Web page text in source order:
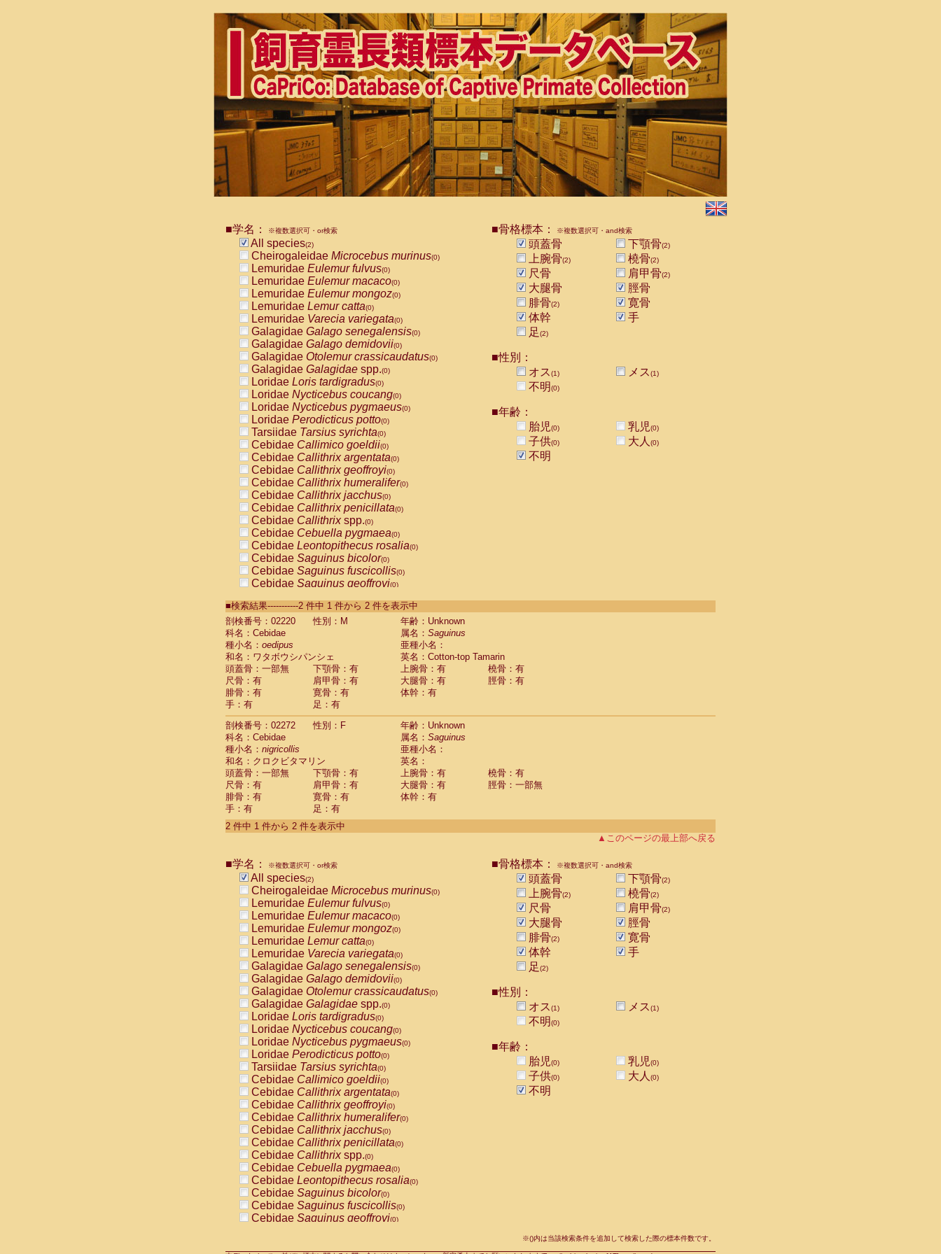
■学名： ※複数選択可・or検索
All species(2)
Cheirogaleidae Microcebus murinus(0)
Lemuridae Eulemur fulvus(0)
Lemuridae Eulemur macaco(0)
Lemuridae Eulemur mongoz(0)
Lemuridae Lemur catta(0)
Lemuridae Varecia variegata(0)
Galagidae Galago senegalensis(0)
Galagidae Galago demidovii(0)
Galagidae Otolemur crassicaudatus(0)
Galagidae Galagidae spp.(0)
Loridae Loris tardigradus(0)
Loridae Nycticebus coucang(0)
Loridae Nycticebus pygmaeus(0)
Loridae Perodicticus potto(0)
Tarsiidae Tarsius syrichta(0)
Cebidae Callimico goeldii(0)
Cebidae Callithrix argentata(0)
Cebidae Callithrix geoffroyi(0)
Cebidae Callithrix humeralifer(0)
Cebidae Callithrix jacchus(0)
Cebidae Callithrix penicillata(0)
Cebidae Callithrixspp.(0)
Cebidae Cebuella pygmaea(0)
Cebidae Leontopithecus rosalia(0)
Cebidae Saguinus bicolor(0)
Cebidae Saguinus fuscicollis(0)
Cebidae Saguinus geoffroyi(0)
CebidaeSaguinus labiatus(0)
Cebidae Saguinus leucopus (0)
Cebidae
Cebidae
CebidaeSaguinus nigricollis (1)
Cebidae Saguinus oedipus
Cebidae Saguinus weddelli
Cebidae Saguinusspp.
Cebidae Aotus trivirgatus
Cebidae Cebus albifrons
Cebidae
CebidaeCebus capucinus
CebidaeCebus nigrivittatus
Cebidae Cebusspp.(0)
Cebidae Saimiri boliviensis
Cebidae Saimiri sciureus
Atelidae Alouatta caraya
AtelidaeAlouatta fusca
AtelidaeAlouatta seniculus
AtelidaeAteles belzebuth
AtelidaeAteles geoffroyi
AtelidaeAteles paniscus(0)
AtelidaeAtelesspp. (0)
AtelidaeLagothrix lagothricha
AtelidaeLagothrix lagothricha cana
PitheciidaeCacajao calvus rubicundus
PitheciidaeCallicebus cupreus
PitheciidaeCallicebus donacophilus
PitheciidaeCallicebus moloch
PitheciidaeCallicebus torquatus(0)
PitheciidaeCallicebusspp.
PitheciidaeChiropotes satanas
PitheciidaePithecia monachus
PitheciidaePithecia pithecia (0)
CercopithecidaeCercocebus agilis
CercopithecidaeCercocebus galeritus chrysogaster
CercopithecidaeCercocebus torquatus atys
CercopithecidaeCercocebus torquatus lunulatus
CercopithecidaeCercocebus torquatus torquatus
CercopithecidaeCercocebushybrid
CercopithecidaeCercocebusspp.
CercopithecidaeLophocebus albigena
CercopithecidaePapio anubis
CercopithecidaePapio cynocephalus
CercopithecidaePapio hamadryas
CercopithecidaePapio papio
CercopithecidaePapiospp.(0)
CercopithecidaeMandrillus leucophaeus
CercopithecidaeMandrillus sphinx
CercopithecidaeMacaca arctoides(0)
■骨格標本： ※複数選択可・and検索
頭蓋骨 下顎骨(2)
上腕骨(2) 橈骨(2)
尺骨 肩甲骨(2)
大腿骨
脛骨
腓骨(2)
寛骨
体幹
手
足(2)
■性別：
オス(1) メス(1)
不明(0)
■年齢：
胎児(0) 乳児(0)
子供(0) 大人 (0)
不明
■検索結果-----------2 件中 1 件から 2 件を表示中
剖検番号：02220
性別：M
年齢：Unknown
科名：Cebidae
属名： Saguinus
種小名： oedipus
亜種小名：
和名：ワタボウシパンシェ
英名：Cotton-top Tamarin
頭蓋骨：一部無
下顎骨：有 上腕骨：有
橈骨：有
尺骨：有
肩甲骨：有 大腿骨：有
脛骨：有
腓骨：有
寛骨：有
体幹：有
手：有
足：有
剖検番号：02272
性別：F
年齢：Unknown
科名：Cebidae
属名： Saguinus
種小名： nigricollis
亜種小名：
和名：クロクビタマリン
英名：
頭蓋骨：一部無
下顎骨：有 上腕骨：有
橈骨：有
尺骨：有
肩甲骨：有 大腿骨：有
脛骨：一部無
腓骨：有
寛骨：有
体幹：有
手：有
足：有
2 件中 1 件から 2 件を表示中
▲このページの最上部へ戻る
■学名： ※複数選択可・or検索
All species(2)
Cheirogaleidae Microcebus murinus(0)
Lemuridae Eulemur fulvus(0)
Lemuridae Eulemur macaco(0)
Lemuridae Eulemur mongoz(0)
Lemuridae Lemur catta(0)
Lemuridae Varecia variegata(0)
Galagidae Galago senegalensis(0)
Galagidae Galago demidovii(0)
Galagidae Otolemur crassicaudatus(0)
Galagidae Galagidae spp.(0)
Loridae Loris tardigradus(0)
Loridae Nycticebus coucang(0)
Loridae Nycticebus pygmaeus(0)
Loridae Perodicticus potto(0)
Tarsiidae Tarsius syrichta(0)
Cebidae Callimico goeldii(0)
Cebidae Callithrix argentata(0)
Cebidae Callithrix geoffroyi(0)
Cebidae Callithrix humeralifer(0)
Cebidae Callithrix jacchus(0)
Cebidae Callithrix penicillata(0)
Cebidae Callithrixspp.(0)
Cebidae Cebuella pygmaea(0)
Cebidae Leontopithecus rosalia(0)
Cebidae Saguinus bicolor(0)
Cebidae Saguinus fuscicollis(0)
Cebidae Saguinus geoffroyi(0)
■骨格標本： ※複数選択可・and検索
頭蓋骨 下顎骨(2)
上腕骨(2) 橈骨(2)
尺骨 肩甲骨(2)
大腿骨
脛骨
腓骨(2)
寛骨
体幹
手
足(2)
■性別：
オス(1) メス(1)
不明(0)
■年齢：
胎児(0) 乳児(0)
子供(0) 大人 (0)
不明
※()内は当該検索条件を追加して検索した際の標本件数です。